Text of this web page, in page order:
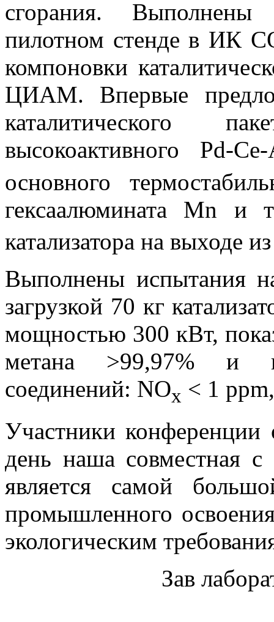
сгорания.
пилотном стенде в ИК
компоновки
ЦИАМ. Впервые
каталитического
высокоактивного Pd-
основного
гексаалюмината Mn и
катализатора на выходе
Выполнены испытания
загрузкой 70 кг
мощностью 300 кВт,
метана >99,97% и
соединений: NOx < 1
Участники конференции
день наша совместная
является самой
промышленного
экологическим
Зав